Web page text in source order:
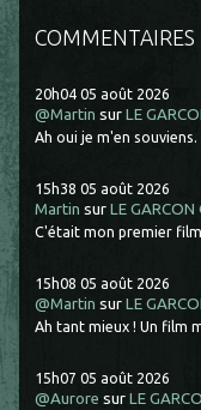
COMMENTAIRES
20h04 05 août 2026
@Martin surLE
Ah oui je m'en
15h38 05 août 2026
Martin surLE GARCON
C'était mon premier film
15h08 05 août 2026
@Martin surLE
Ah tant mieux ! Un film
15h07 05 août 2026
@Aurore surLE